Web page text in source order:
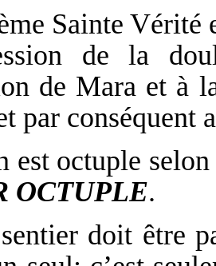
Sainte
de la
de Mara et à
par conséquent
est octuple
OCTUPLE.
doit être